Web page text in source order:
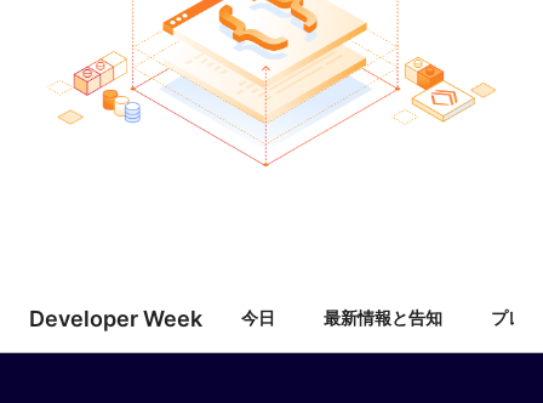
Developer Week 今日 最新情報と告知 プレ